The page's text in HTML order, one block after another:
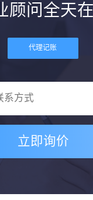
顾问全天
代理记账
立即询价